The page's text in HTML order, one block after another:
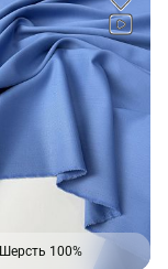
Шерсть 100%